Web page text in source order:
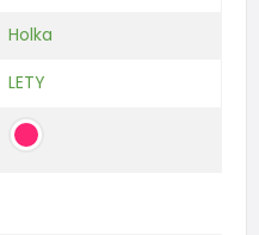
Holka
LETY